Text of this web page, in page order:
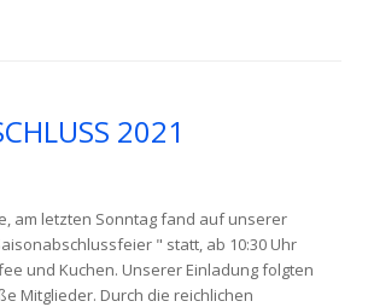
2021
am letzten Sonntag fand auf unserer
" statt, ab 10:30 Uhr
und Kuchen. Unserer Einladung folgten
Mitglieder. Durch die reichlichen